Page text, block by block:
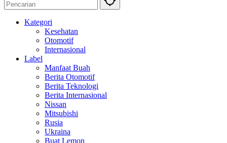
Kategori
Kesehatan
Otomotif
Internasional
Label
Manfaat Buah
Berita Otomotif
Berita Teknologi
Berita Internasional
Nissan
Mitsubishi
Rusia
Ukraina
Buat Lemon